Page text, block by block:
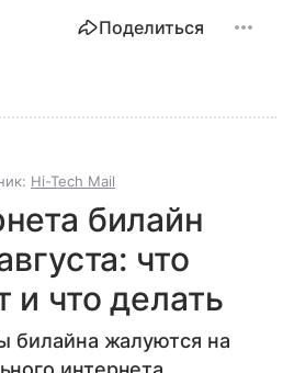
Поделиться
Hi-Tech Mail
билайн
что
и что делать
билайна жалуются на